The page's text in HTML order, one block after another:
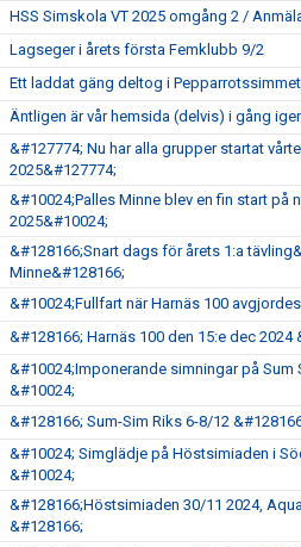
HSS Simskola VT 2025 omgång 2 /
Lagseger i årets första Femklubb 9/2
Ett laddat gäng deltog i
Äntligen är vår hemsida (delvis) i gång
&#127774; Nu har alla grupper startat
2025&#127774;
&#10024;Palles Minne blev en fin start på
2025&#10024;
&#128166;Snart dags för årets 1:a
Minne&#128166;
&#10024;Fullfart när Harnäs 100
&#128166; Harnäs 100 den 15:e dec 2024
&#10024;Imponerande simningar på Sum
&#10024;
&#128166; Sum-Sim Riks 6-8/12
&#10024; Simglädje på Höstsimiaden i
&#10024;
&#128166;Höstsimiaden 30/11 2024,
&#128166;